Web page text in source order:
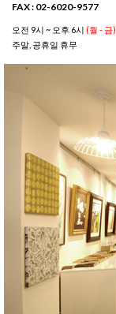
FAX : 02-6020-9577
오전 9시 ~ 오후 6시 (월 - 금)
주말, 공휴일 휴무